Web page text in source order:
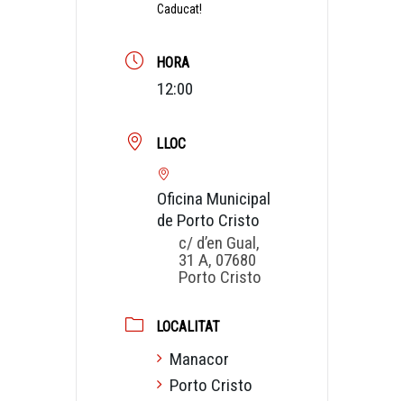
Caducat!
HORA
12:00
LLOC
Oficina Municipal
de Porto Cristo
c/ d’en Gual,
31 A, 07680
Porto Cristo
LOCALITAT
Manacor
Porto Cristo